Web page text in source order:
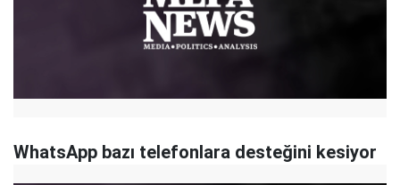
WhatsApp bazı telefonlara desteğini kesiyor